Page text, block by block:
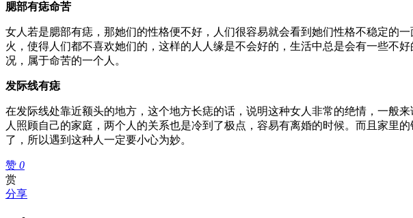
腮部有痣命苦
女人若是腮部有痣，那她们的性格便不好，人们很容易就会看到她们性格不稳定的
火，使得人们都不喜欢她们的，这样的人人缘是不会好的，生活中总是会有一些不
况，属于命苦的一个人。
发际线有痣
在发际线处靠近额头的地方，这个地方长痣的话，说明这种女人非常的绝情，一般
人照顾自己的家庭，两个人的关系也是冷到了极点，容易有离婚的时候。而且家里
了，所以遇到这种人一定要小心为妙。
赞 0
赏
分享